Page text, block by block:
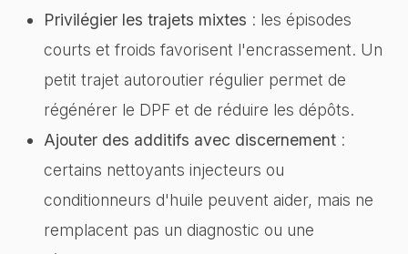
Privilégier les trajets mixtes : les épisodes
courts et froids favorisent l'encrassement. Un
petit trajet autoroutier régulier permet de
régénérer le DPF et de réduire les dépôts.
Ajouter des additifs avec discernement :
certains nettoyants injecteurs ou
conditionneurs d'huile peuvent aider, mais ne
remplacent pas un diagnostic ou une